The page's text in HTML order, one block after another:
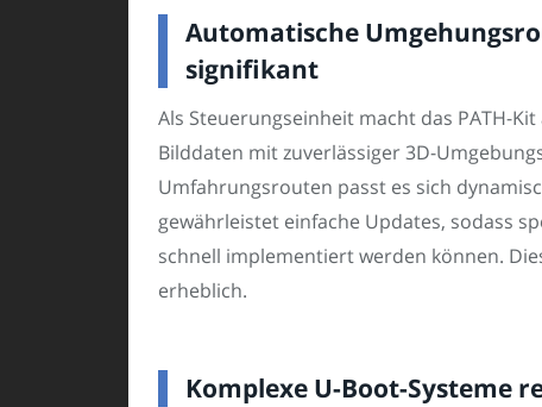
Automatische
signifikant
Als Steuerungseinheit macht das PATH-
Bilddaten mit zuverlässiger 3D-
Umfahrungsrouten passt es sich
gewährleistet einfache Updates, sodass
schnell implementiert werden können.
erheblich.
Komplexe U-Boot-Systeme